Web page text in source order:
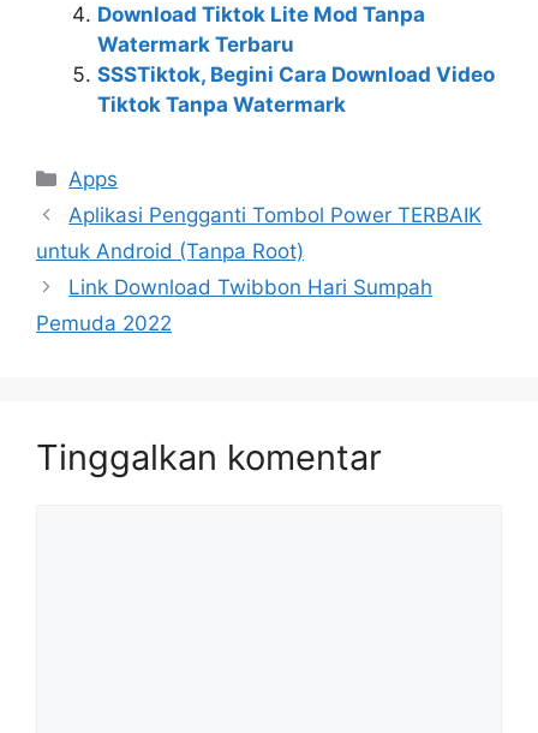
Download Tiktok Lite Mod Tanpa
Watermark Terbaru
SSSTiktok, Begini Cara Download Video
Tiktok Tanpa Watermark
Kategori
Apps
Aplikasi Pengganti Tombol Power TERBAIK
untuk Android (Tanpa Root)
Link Download Twibbon Hari Sumpah
Pemuda 2022
Tinggalkan komentar